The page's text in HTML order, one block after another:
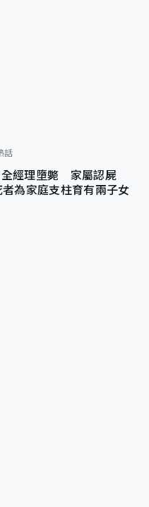
話
全經理墮斃 家屬認屍
為家庭支柱育有兩子女